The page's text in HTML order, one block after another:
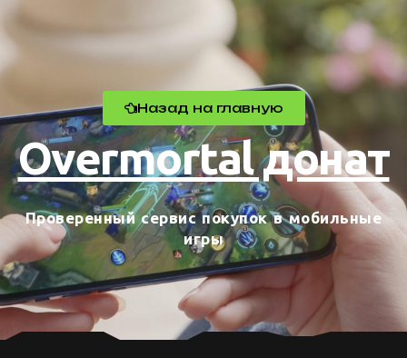
Назад на главную
Overmortal донат
Проверенный сервис покупок в мобильные
игры